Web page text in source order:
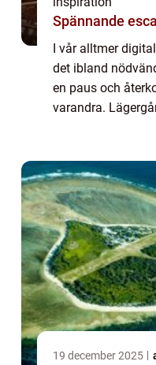
Spännande
I vår alltmer
det ibland
en paus och
varandra.
19 december 2025